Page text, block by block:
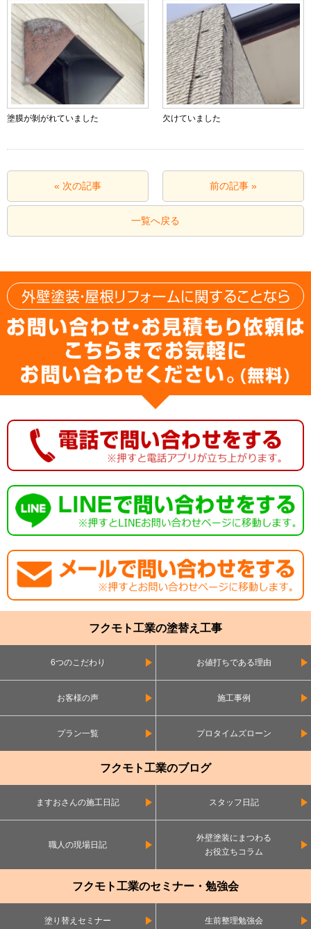
塗膜が剝がれていました 欠けていました
« 次の記事 前の記事 »
一覧へ戻る
フクモト工業の塗替え工事
6つのこだわり お値打ちである理由
お客様の声 施工事例
プラン一覧 プロタイムズローン
フクモト工業のブログ
ますおさんの施工日記 スタッフ日記
職人の現場日記
外壁塗装にまつわる
お役立ちコラム
フクモト工業のセミナー・勉強会
塗り替えセミナー 生前整理勉強会